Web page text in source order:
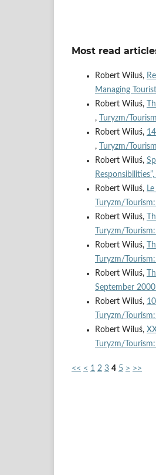
Most read
Robert Wiluś,
Managing
Robert Wiluś,
,
Turyzm/
Robert Wiluś,
,
Turyzm/
Robert Wiluś,
Robert Wiluś,
Turyzm/
Robert Wiluś,
Turyzm/
Robert Wiluś,
Turyzm/
Robert Wiluś,
September 2000
Robert Wiluś,
Turyzm/
Robert Wiluś,
Turyzm/
<< < 1 2 3 4 5 > >>